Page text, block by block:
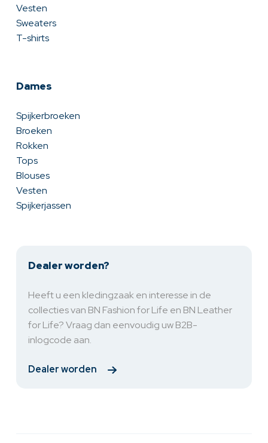
Vesten
Sweaters
T-shirts
Dames
Spijkerbroeken
Broeken
Rokken
Tops
Blouses
Vesten
Spijkerjassen
Dealer worden?
Heeft u een kledingzaak en interesse in de
collecties van BN Fashion for Life en BN Leather
for Life? Vraag dan eenvoudig uw B2B-
inlogcode aan.
Dealer worden